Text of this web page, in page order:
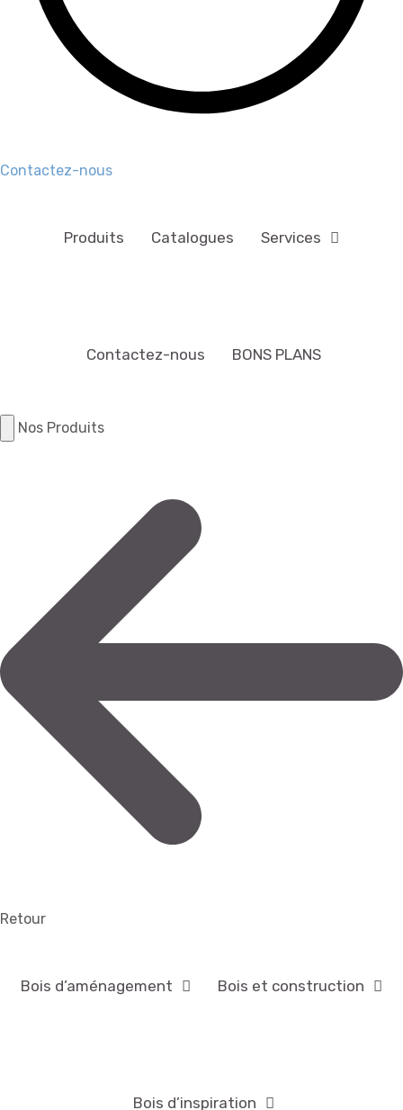
Contactez-nous
Produits Catalogues Services
Contactez-nous BONS PLANS
Nos Produits
Retour
Bois d’aménagement Bois et construction
Bois d’inspiration